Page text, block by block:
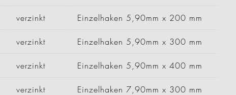
verzinkt Einzelhaken 5,90mm x 200 mm
verzinkt Einzelhaken 5,90mm x 300 mm
verzinkt Einzelhaken 5,90mm x 400 mm
verzinkt Einzelhaken 7,90mm x 300 mm